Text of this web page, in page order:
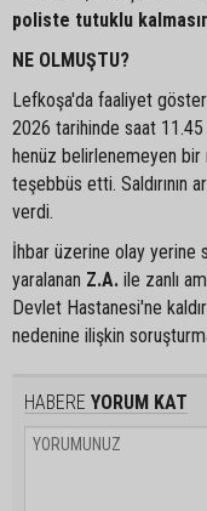
poliste tutuklu
NE OLMUŞTU?
Lefkoşa'da faaliyet
2026 tarihinde saat 11.45
henüz belirlenemeyen bir
teşebbüs etti. Saldırının
verdi.
İhbar üzerine olay yerine
yaralanan Z.A. ile zanlı
Devlet Hastanesi'ne
nedenine ilişkin
HABERE YORUM KAT